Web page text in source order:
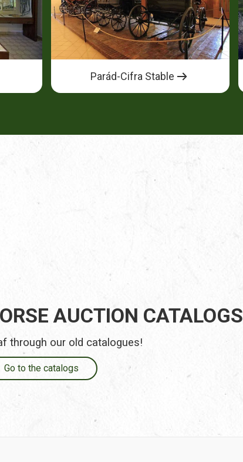
Parád-Cifra Stable
AUCTION CATALOGS
through our old catalogues!
Go to the catalogs